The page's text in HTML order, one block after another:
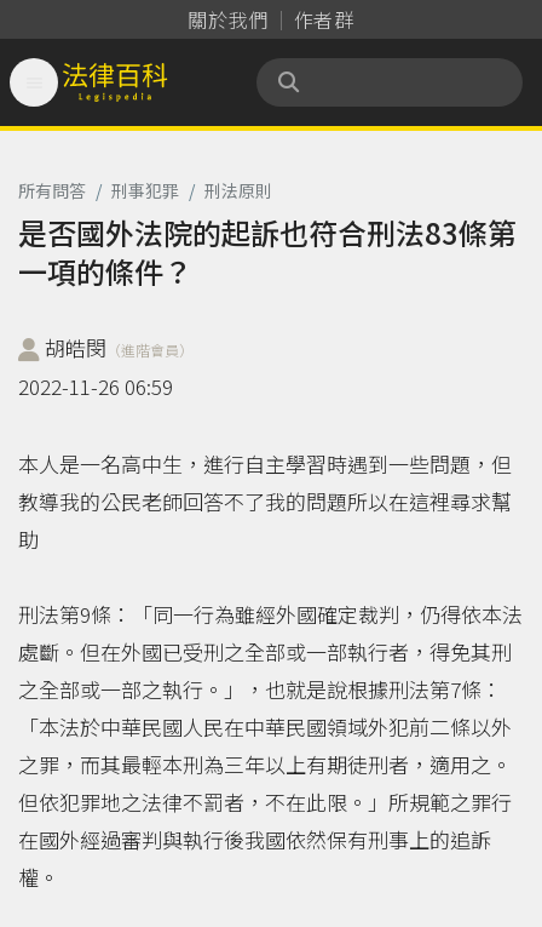
關於我們 作者群
法律百科 Legispedia
所有問答 / 刑事犯罪 / 刑法原則
是否國外法院的起訴也符合刑法83條第
一項的條件？
胡皓閔 （進階會員）
2022-11-26 06:59
本人是一名高中生，進行自主學習時遇到一些問題，但
教導我的公民老師回答不了我的問題所以在這裡尋求幫
助
刑法第9條：「同一行為雖經外國確定裁判，仍得依本法
處斷。但在外國已受刑之全部或一部執行者，得免其刑
之全部或一部之執行。」，也就是說根據刑法第7條：
「本法於中華民國人民在中華民國領域外犯前二條以外
之罪，而其最輕本刑為三年以上有期徒刑者，適用之。
但依犯罪地之法律不罰者，不在此限。」所規範之罪行
在國外經過審判與執行後我國依然保有刑事上的追訴
權。